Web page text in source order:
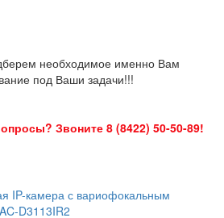
необходимое именно Вам
под Ваши задачи!!!
Звоните 8 (8422) 50-50-89!